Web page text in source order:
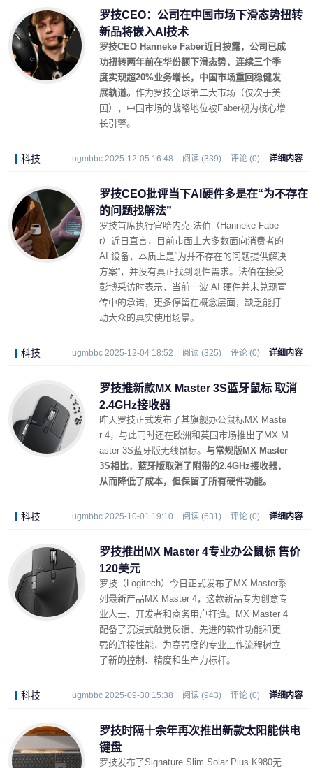
罗技CEO：公司在中国市场下滑态势扭转
新品将嵌入AI技术
罗技CEO Hanneke Faber近日披露，公司已成
功扭转两年前在华份额下滑态势，连续三个季
度实现超20%业务增长，中国市场重回稳健发
展轨道。 作为罗技全球第二大市场（仅次于美
国），中国市场的战略地位被Faber视为核心增
长引擎。
科技 ugmbbc 2025-12-05 16:48 阅读 (339) 评论 (0) 详细内容
罗技CEO批评当下AI硬件多是在“为不存在
的问题找解法”
罗技首席执行官哈内克·法伯（Hanneke Fabe
r）近日直言，目前市面上大多数面向消费者的
AI 设备，本质上是“为并不存在的问题提供解决
方案”，并没有真正找到刚性需求。法伯在接受
彭博采访时表示，当前一波 AI 硬件并未兑现宣
传中的承诺，更多停留在概念层面，缺乏能打
动大众的真实使用场景。
科技 ugmbbc 2025-12-04 18:52 阅读 (325) 评论 (0) 详细内容
罗技推新款MX Master 3S蓝牙鼠标 取消
2.4GHz接收器
昨天罗技正式发布了其旗舰办公鼠标MX Maste
r 4，与此同时还在欧洲和英国市场推出了MX M
aster 3S蓝牙版无线鼠标。 与常规版MX Master
3S相比，蓝牙版取消了附带的2.4GHz接收器，
从而降低了成本，但保留了所有硬件功能。
科技 ugmbbc 2025-10-01 19:10 阅读 (631) 评论 (0) 详细内容
罗技推出MX Master 4专业办公鼠标 售价
120美元
罗技（Logitech）今日正式发布了MX Master系
列最新产品MX Master 4，这款新品专为创意专
业人士、开发者和商务用户打造。MX Master 4
配备了沉浸式触觉反馈、先进的软件功能和更
强的连接性能，为高强度的专业工作流程树立
了新的控制、精度和生产力标杆。
科技 ugmbbc 2025-09-30 15:38 阅读 (943) 评论 (0) 详细内容
罗技时隔十余年再次推出新款太阳能供电
键盘
罗技发布了Signature Slim Solar Plus K980无